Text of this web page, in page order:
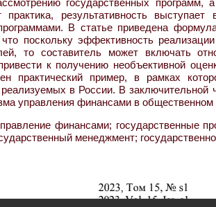
государственных программ,
результативность выступает
В статье приведена
поскольку эффективность
то составитель может включать
к получению необъективной
практический пример, в рамках
в России. В заключительной
управления финансами в общественном
финансами; государственные
менеджмент;